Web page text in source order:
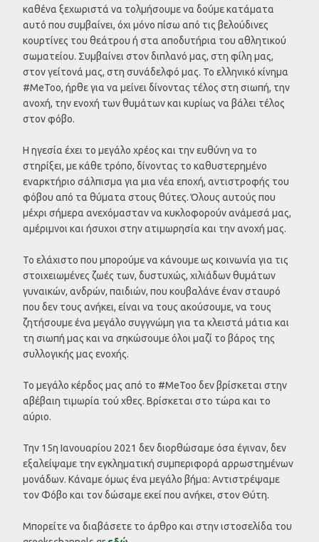
καθένα ξεχωριστά να τολμήσουμε να δούμε κατάματα
αυτό που συμβαίνει, όχι μόνο πίσω από τις βελούδινες
κουρτίνες του θεάτρου ή στα αποδυτήρια του αθλητικού
σωματείου. Συμβαίνει στον διπλανό μας, στη φίλη μας,
στον γείτονά μας, στη συνάδελφό μας. Το ελληνικό κίνημα
#MeToo, ήρθε για να μείνει δίνοντας τέλος στη σιωπή, την
ανοχή, την ενοχή των θυμάτων και κυρίως να βάλει τέλος
στον φόβο.
Η ηγεσία έχει το μεγάλο χρέος και την ευθύνη να το
στηρίξει, με κάθε τρόπο, δίνοντας το καθυστερημένο
εναρκτήριο σάλπισμα για μια νέα εποχή, αντιστροφής του
φόβου από τα θύματα στους θύτες. Όλους αυτούς που
μέχρι σήμερα ανεχόμασταν να κυκλοφορούν ανάμεσά μας,
αμέριμνοι και ήσυχοι στην ατιμωρησία και την ανοχή μας.
Το ελάχιστο που μπορούμε να κάνουμε ως κοινωνία για τις
στοιχειωμένες ζωές των, δυστυχώς, χιλιάδων θυμάτων
γυναικών, ανδρών, παιδιών, που κουβαλάνε έναν σταυρό
που δεν τους ανήκει, είναι να τους ακούσουμε, να τους
ζητήσουμε ένα μεγάλο συγγνώμη για τα κλειστά μάτια και
τη σιωπή μας και να σηκώσουμε όλοι μαζί το βάρος της
συλλογικής μας ενοχής.
Το μεγάλο κέρδος μας από το #MeToo δεν βρίσκεται στην
αβέβαιη τιμωρία τού χθες. Βρίσκεται στο τώρα και το
αύριο.
Την 15η Ιανουαρίου 2021 δεν διορθώσαμε όσα έγιναν, δεν
εξαλείψαμε την εγκληματική συμπεριφορά αρρωστημένων
μονάδων. Κάναμε όμως ένα μεγάλο βήμα: Αντιστρέψαμε
τον Φόβο και τον δώσαμε εκεί που ανήκει, στον Θύτη.
Μπορείτε να διαβάσετε το άρθρο και στην ιστοσελίδα του